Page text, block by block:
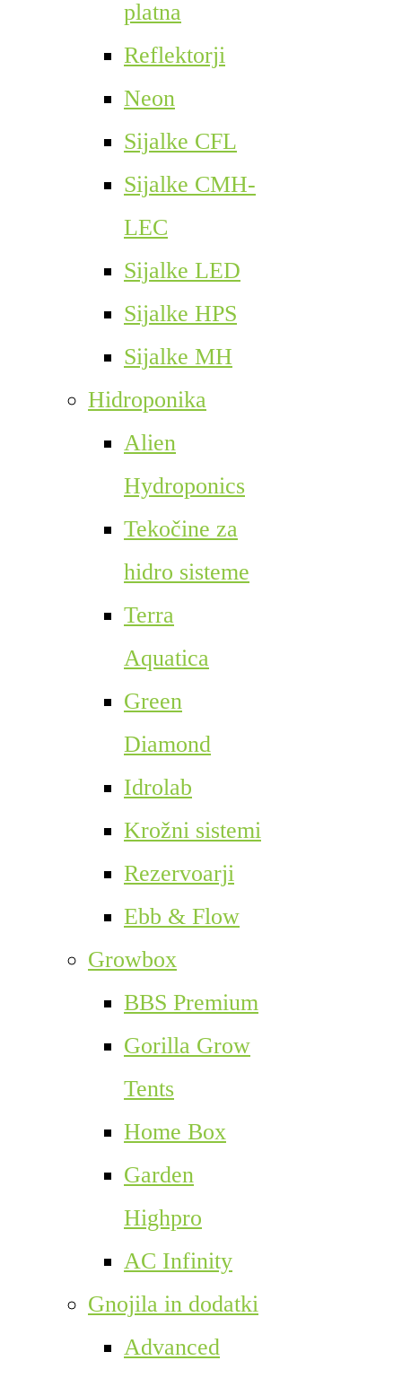
platna
Reflektorji
Neon
Sijalke CFL
Sijalke CMH-
LEC
Sijalke LED
Sijalke HPS
Sijalke MH
Hidroponika
Alien
Hydroponics
Tekočine za
hidro sisteme
Terra
Aquatica
Green
Diamond
Idrolab
Krožni sistemi
Rezervoarji
Ebb & Flow
Growbox
BBS Premium
Gorilla Grow
Tents
Home Box
Garden
Highpro
AC Infinity
Gnojila in dodatki
Advanced